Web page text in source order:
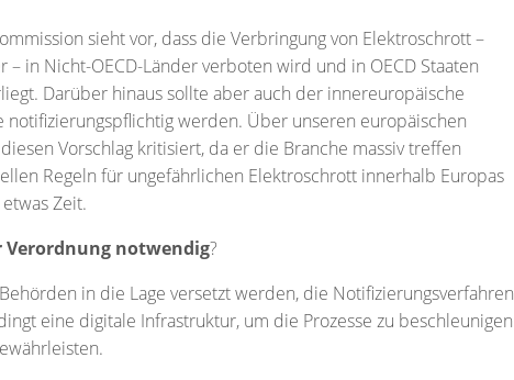
sieht vor, dass die Verbringung von Elektroschrott –
in Nicht-OECD-Länder verboten wird und in OECD Staaten
Darüber hinaus sollte aber auch der innereuropäische
werden. Über unseren europäischen
Vorschlag kritisiert, da er die Branche massiv treffen
Regeln für ungefährlichen Elektroschrott innerhalb Europas
Zeit.
Verordnung notwendig?
in die Lage versetzt werden, die Notifizierungsverfahren
eine digitale Infrastruktur, um die Prozesse zu beschleunigen